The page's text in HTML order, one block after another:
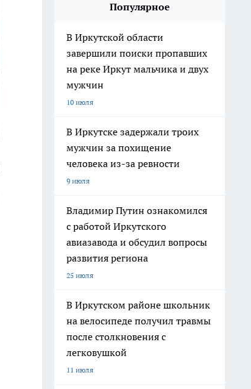
Популярное
В Иркутской области
завершили поиски пропавших
на реке Иркут мальчика и двух
мужчин
10 июля
В Иркутске задержали троих
мужчин за похищение
человека из-за ревности
9 июля
Владимир Путин ознакомился
с работой Иркутского
авиазавода и обсудил вопросы
развития региона
25 июля
В Иркутском районе школьник
на велосипеде получил травмы
после столкновения с
легковушкой
11 июля